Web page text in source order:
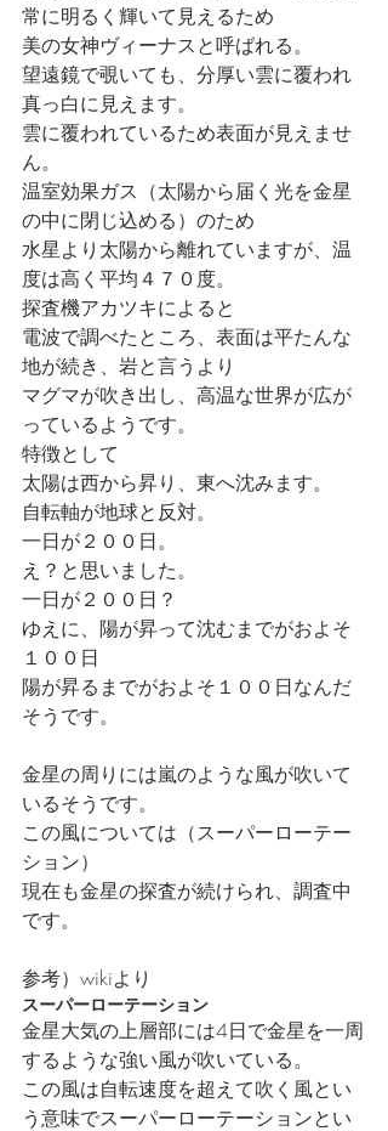
常に明るく輝いて見えるため
美の女神ヴィーナスと呼ばれる。
望遠鏡で覗いても、分厚い雲に覆われ
真っ白に見えます。
雲に覆われているため表面が見えませ
ん。
温室効果ガス（太陽から届く光を金星
の中に閉じ込める）のため
水星より太陽から離れていますが、温
度は高く平均４７０度。
探査機アカツキによると
電波で調べたところ、表面は平たんな
地が続き、岩と言うより
マグマが吹き出し、高温な世界が広が
っているようです。
特徴として
太陽は西から昇り、東へ沈みます。
自転軸が地球と反対。
一日が２００日。
え？と思いました。
一日が２００日？
ゆえに、陽が昇って沈むまでがおよそ
１００日
陽が昇るまでがおよそ１００日なんだ
そうです。
金星の周りには嵐のような風が吹いて
いるそうです。
この風については（スーパーローテー
ション）
現在も金星の探査が続けられ、調査中
です。
参考）wikiより
スーパーローテーション
金星大気の上層部には4日で金星を一周
するような強い風が吹いている。
この風は自転速度を超えて吹く風とい
う意味でスーパーローテーションとい